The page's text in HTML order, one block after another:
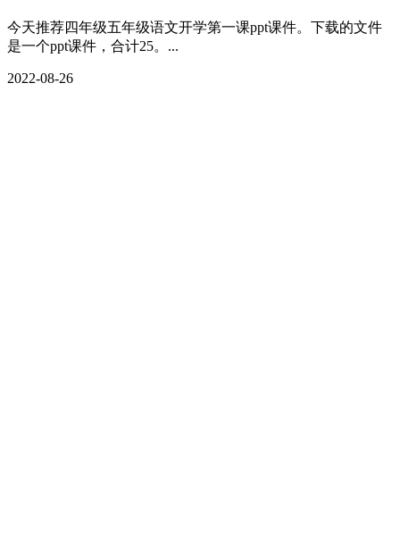
今天推荐四年级五年级语文开学第一课ppt课件。下载的文件
是一个ppt课件，合计25。...
2022-08-26